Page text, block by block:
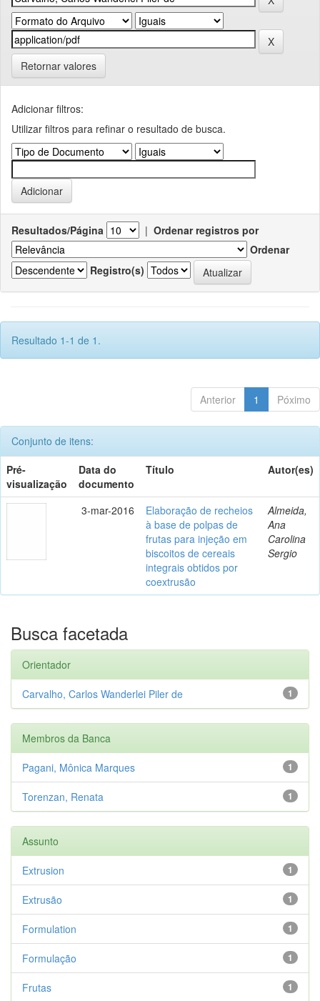
Retornar valores
Adicionar filtros:
Utilizar filtros para refinar o resultado de busca.
Resultados/Página | Ordenar registros por
Ordenar
Registro(s)
Resultado 1-1 de 1.
Anterior 1 Póximo
Conjunto de itens:
Pré-
visualização
Data do
documento
Título Autor(es)
3-mar-2016
Elaboração de recheios
à base de polpas de
frutas para injeção em
biscoitos de cereais
integrais obtidos por
coextrusão
Almeida,
Ana
Carolina
Sergio
Busca facetada
Orientador
1
Carvalho, Carlos Wanderlei Piler de
Membros da Banca
1
Pagani, Mônica Marques
1
Torenzan, Renata
Assunto
1
Extrusion
1
Extrusão
1
Formulation
1
Formulação
1
Frutas